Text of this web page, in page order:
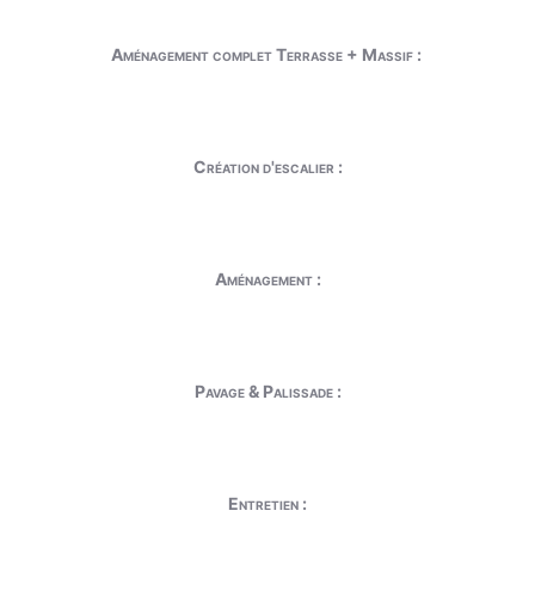
Aménagement complet Terrasse + Massif :
Création d'escalier :
Aménagement :
Pavage & Palissade :
Entretien :